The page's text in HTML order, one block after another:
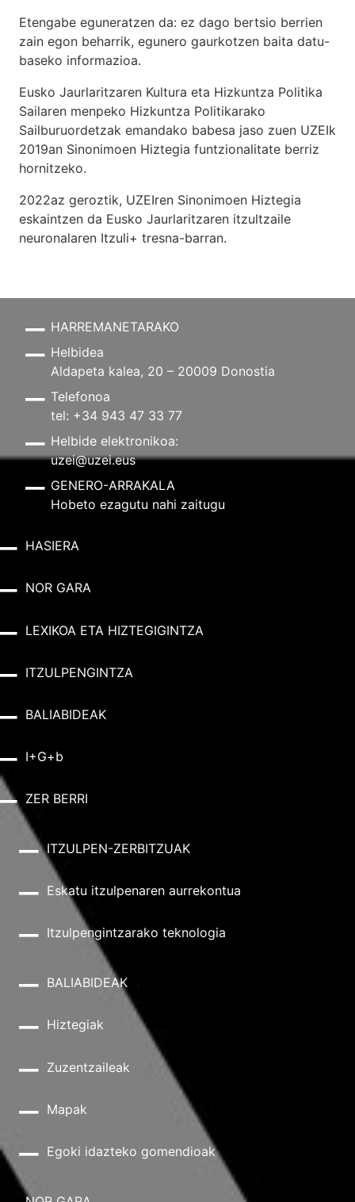
Etengabe eguneratzen da: ez dago bertsio berrien
zain egon beharrik, egunero gaurkotzen baita datu-
baseko informazioa.
Eusko Jaurlaritzaren Kultura eta Hizkuntza Politika
Sailaren menpeko Hizkuntza Politikarako
Sailburuordetzak emandako babesa jaso zuen UZEIk
2019an Sinonimoen Hiztegia funtzionalitate berriz
hornitzeko.
2022az geroztik, UZEIren Sinonimoen Hiztegia
eskaintzen da Eusko Jaurlaritzaren itzultzaile
neuronalaren Itzuli+ tresna-barran.
HARREMANETARAKO
Helbidea
Aldapeta kalea, 20 – 20009 Donostia
Telefonoa
tel: +34 943 47 33 77
Helbide elektronikoa:
uzei@uzei.eus
GENERO-ARRAKALA
Hobeto ezagutu nahi zaitugu
HASIERA
NOR GARA
LEXIKOA ETA HIZTEGIGINTZA
ITZULPENGINTZA
BALIABIDEAK
I+G+b
ZER BERRI
ITZULPEN-ZERBITZUAK
Eskatu itzulpenaren aurrekontua
Itzulpengintzarako teknologia
BALIABIDEAK
Hiztegiak
Zuzentzaileak
Mapak
Egoki idazteko gomendioak